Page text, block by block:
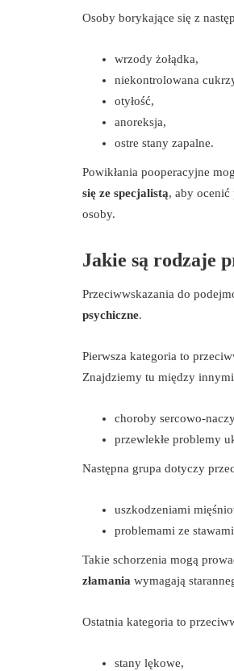
Osoby borykające się z
wrzody żołądka,
niekontrolowana
otyłość,
anoreksja,
ostre stany zapalne.
Powikłania pooperacyjne
się ze specjalistą, aby
osoby.
Jakie są rodzaje
Przeciwwskazania do
psychiczne.
Pierwsza kategoria to
Znajdziemy tu między
choroby sercowo-
przewlekłe problemy
Następna grupa dotyczy
uszkodzeniami
problemami ze
Takie schorzenia mogą
złamania wymagają
Ostatnia kategoria to
stany lękowe,